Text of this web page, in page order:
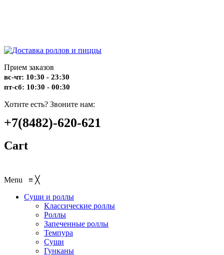
Прием заказов
вс-чт: 10:30 - 23:30
пт-сб: 10:30 - 00:30
Хотите есть? Звоните нам:
+7(8482)-620-621
Cart
Menu ≡ ╳
Суши и роллы
Классические роллы
Роллы
Запеченные роллы
Темпура
Суши
Гунканы